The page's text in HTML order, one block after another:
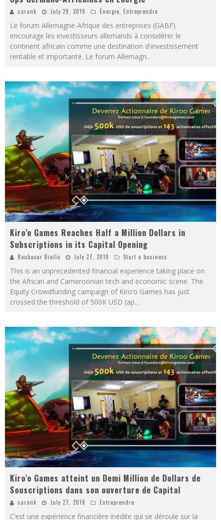
sarank July 29, 2019 Énergie Entreprendre
Le forum Allemagne-Afrique des entreprises (GABF)
encourage les investisseurs allemands à considérer le
continent africain comme une destination d'investissement
rentable et importante. Le forum Allemagn...
Kiro’o Games Reaches Half a Million Dollars in
Subscriptions in its Capital Opening
Boubacar Diallo July 27, 2019 Start a business
This is an unprecedented financial experience taking place on
the African and Cameroonian tech and economic scene. The
Equity Crowdfunding campaign of Kiro’o Games has just
crossed the threshold of 500K USD (ap...
Kiro’o Games atteint un Demi Million de Dollars de
Souscriptions dans son ouverture de Capital
sarank July 27, 2019 Entreprendre
C’est une expérience financière inédite qui se déroule sur la